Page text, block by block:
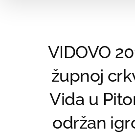
VIDOVO
župnoj
Vida u
održan